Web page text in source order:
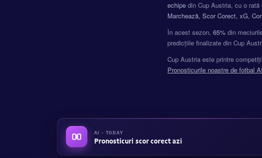
echipe din Cup Austria, cu o
Marchează, Scor Corect, xG,
În acest sezon, 65% din
predicțiile finalizate din Cup
Cup Austria este printre
Pronosticurile noastre de fotbal AI
AI · TODAY
Pronosticuri scor corect azi